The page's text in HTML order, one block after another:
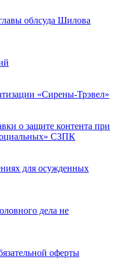
облсуда Шилова
«Сирены-Трэвел»
о защите контента при
СЗПК
для осужденных
дела не
оферты